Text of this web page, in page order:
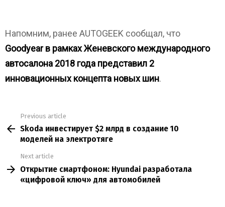
Напомним, ранее AUTOGEEK сообщал, что
Goodyear в рамках Женевского международного
автосалона 2018 года представил 2
инновационных концепта новых шин.
more
Previous article
Skoda инвестирует $2 млрд в создание 10
моделей на электротяге
Next article
Открытие смартфоном: Hyundai разработала
«цифровой ключ» для автомобилей